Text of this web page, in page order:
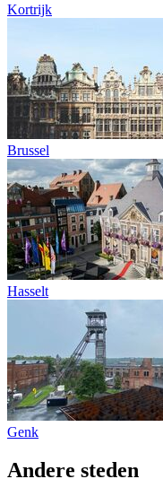
Kortrijk
Brussel
Hasselt
Genk
Andere steden